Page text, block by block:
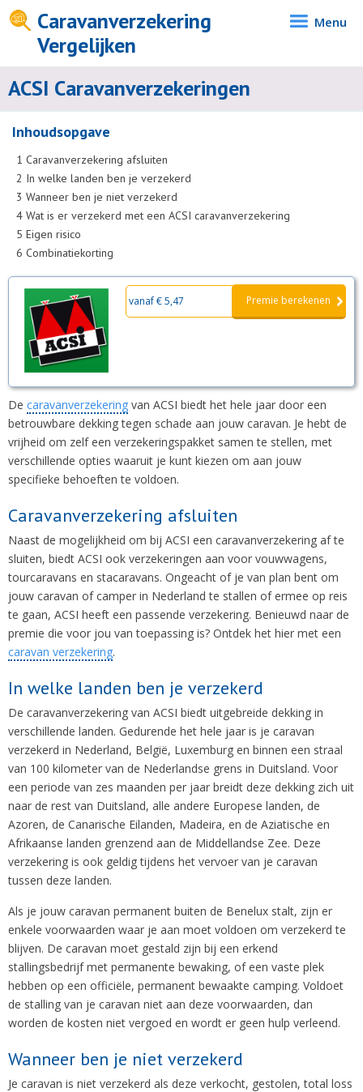
Caravanverzekering
Vergelijken
Menu
ACSI Caravanverzekeringen
Inhoudsopgave
1 Caravanverzekering afsluiten
2 In welke landen ben je verzekerd
3 Wanneer ben je niet verzekerd
4 Wat is er verzekerd met een ACSI caravanverzekering
5 Eigen risico
6 Combinatiekorting
vanaf € 5,47 Premie berekenen
De caravanverzekering van ACSI biedt het hele jaar door een
betrouwbare dekking tegen schade aan jouw caravan. Je hebt de
vrijheid om zelf een verzekeringspakket samen te stellen, met
verschillende opties waaruit je kunt kiezen om aan jouw
specifieke behoeften te voldoen.
Caravanverzekering afsluiten
Naast de mogelijkheid om bij ACSI een caravanverzekering af te
sluiten, biedt ACSI ook verzekeringen aan voor vouwwagens,
tourcaravans en stacaravans. Ongeacht of je van plan bent om
jouw caravan of camper in Nederland te stallen of ermee op reis
te gaan, ACSI heeft een passende verzekering. Benieuwd naar de
premie die voor jou van toepassing is? Ontdek het hier met een
caravan verzekering.
In welke landen ben je verzekerd
De caravanverzekering van ACSI biedt uitgebreide dekking in
verschillende landen. Gedurende het hele jaar is je caravan
verzekerd in Nederland, België, Luxemburg en binnen een straal
van 100 kilometer van de Nederlandse grens in Duitsland. Voor
een periode van zes maanden per jaar breidt deze dekking zich uit
naar de rest van Duitsland, alle andere Europese landen, de
Azoren, de Canarische Eilanden, Madeira, en de Aziatische en
Afrikaanse landen grenzend aan de Middellandse Zee. Deze
verzekering is ook geldig tijdens het vervoer van je caravan
tussen deze landen.
Als je jouw caravan permanent buiten de Benelux stalt, zijn er
enkele voorwaarden waar je aan moet voldoen om verzekerd te
blijven. De caravan moet gestald zijn bij een erkend
stallingsbedrijf met permanente bewaking, of een vaste plek
hebben op een officiële, permanent bewaakte camping. Voldoet
de stalling van je caravan niet aan deze voorwaarden, dan
worden de kosten niet vergoed en wordt er geen hulp verleend.
Wanneer ben je niet verzekerd
Je caravan is niet verzekerd als deze verkocht, gestolen, total loss